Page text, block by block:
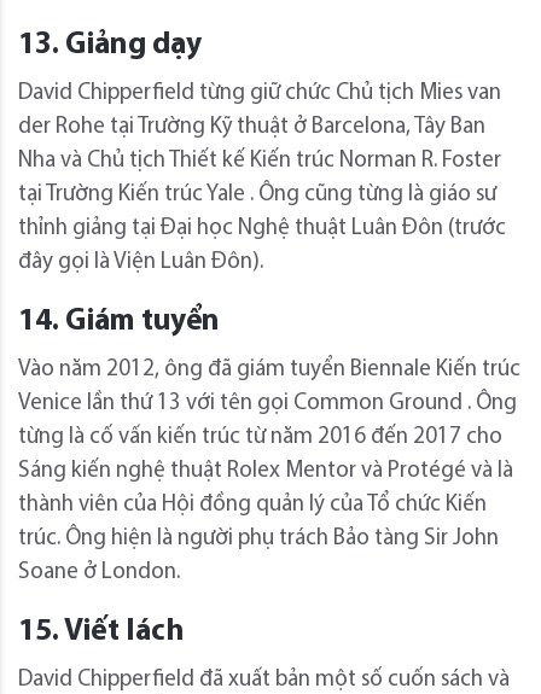
13. Giảng dạy
David Chipperfield từng giữ chức Chủ tịch Mies van
der Rohe tại Trường Kỹ thuật ở Barcelona, ​​Tây Ban
Nha và Chủ tịch Thiết kế Kiến trúc Norman R. Foster
tại Trường Kiến trúc Yale . Ông cũng từng là giáo sư
thỉnh giảng tại Đại học Nghệ thuật Luân Đôn (trước
đây gọi là Viện Luân Đôn).
14. Giám tuyển
Vào năm 2012, ông đã giám tuyển Biennale Kiến trúc
Venice lần thứ 13 với tên gọi Common Ground . Ông
từng là cố vấn kiến ​​trúc từ năm 2016 đến 2017 cho
Sáng kiến ​​nghệ thuật Rolex Mentor và Protégé và là
thành viên của Hội đồng quản lý của Tổ chức Kiến
trúc. Ông hiện là người phụ trách Bảo tàng Sir John
Soane ở London.
15. Viết lách
David Chipperfield đã xuất bản một số cuốn sách và